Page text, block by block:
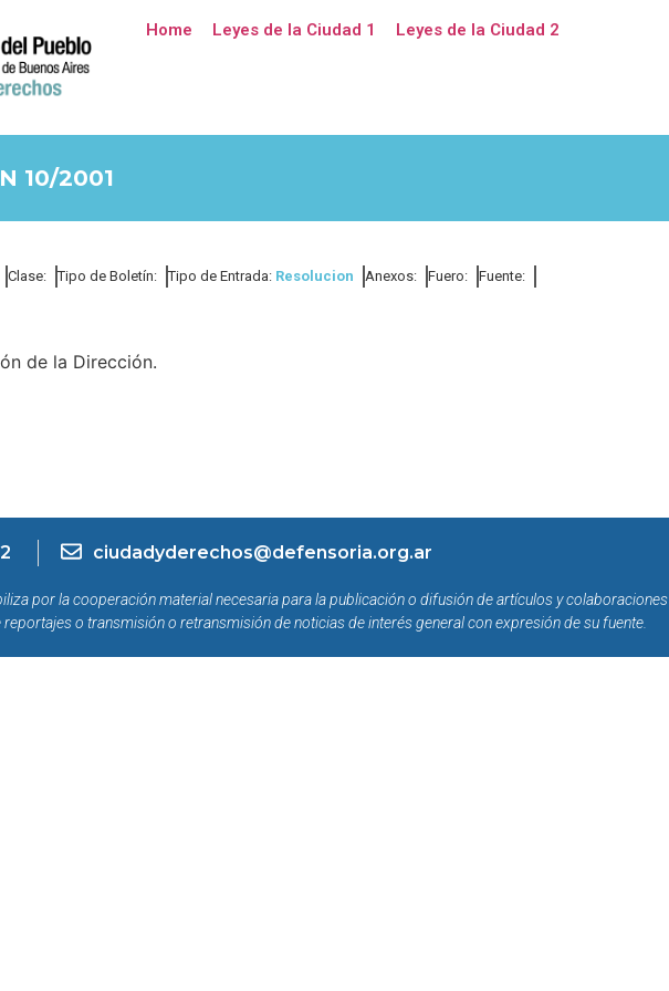
Home Leyes de la Ciudad 1 Leyes de la Ciudad 2
10/2001
Clase: Tipo de Boletín: Tipo de Entrada: Resolucion Anexos: Fuero: Fuente:
de la Dirección.
ciudadyderechos@defensoria.org.ar
por la cooperación material necesaria para la publicación o difusión de artículos y colaboraciones
o transmisión o retransmisión de noticias de interés general con expresión de su fuente.